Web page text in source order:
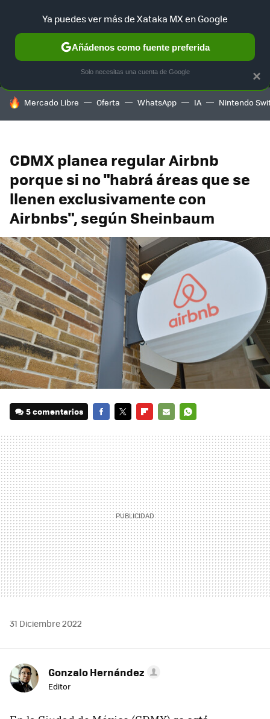
MENÚ NUEVO
GAMING HOME AUTO
HOY SE HABLA DE
Mercado Libre Oferta WhatsApp IA Nintendo
CDMX planea regular Airbnb
porque si no "habrá áreas que se
llenen exclusivamente con
Airbnbs", según Sheinbaum
5 comentarios
MAIL
31 Diciembre 2022
Gonzalo Hernández
Editor
×
Ya puedes ver más de Xataka MX en Google
Añádenos como fuente preferida
Solo necesitas una cuenta de Google